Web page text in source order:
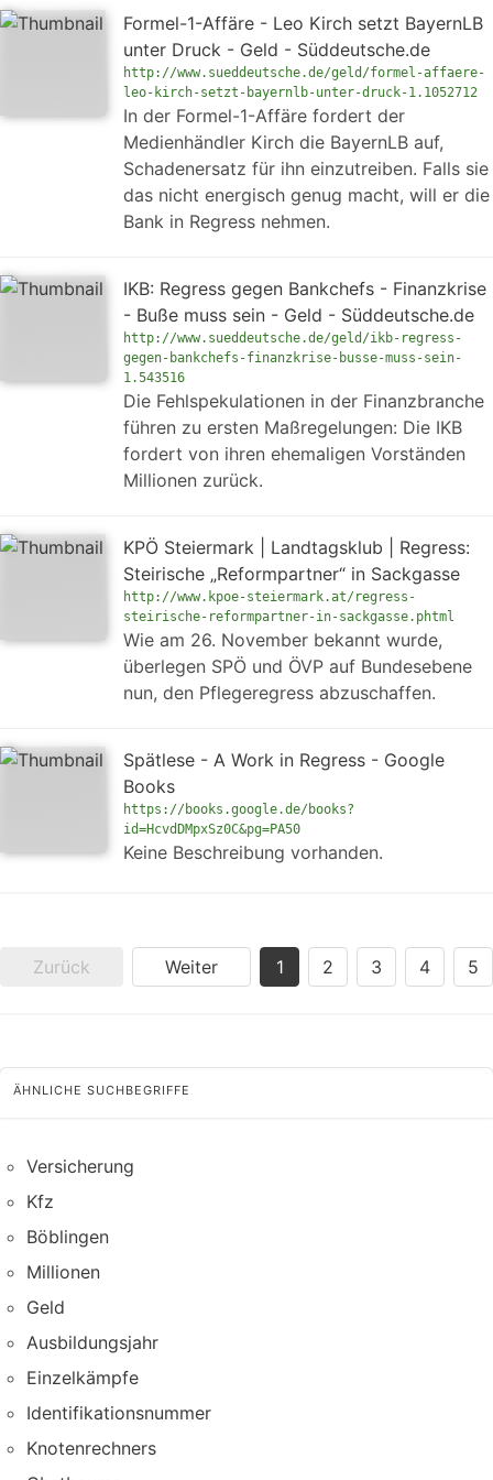
Formel-1-Affäre - Leo Kirch setzt BayernLB
unter Druck - Geld - Süddeutsche.de
http://www.sueddeutsche.de/geld/formel-affaere-
leo-kirch-setzt-bayernlb-unter-druck-1.1052712
In der Formel-1-Affäre fordert der
Medienhändler Kirch die BayernLB auf,
Schadenersatz für ihn einzutreiben. Falls sie
das nicht energisch genug macht, will er die
Bank in Regress nehmen.
IKB: Regress gegen Bankchefs - Finanzkrise
- Buße muss sein - Geld - Süddeutsche.de
http://www.sueddeutsche.de/geld/ikb-regress-
gegen-bankchefs-finanzkrise-busse-muss-sein-
1.543516
Die Fehlspekulationen in der Finanzbranche
führen zu ersten Maßregelungen: Die IKB
fordert von ihren ehemaligen Vorständen
Millionen zurück.
KPÖ Steiermark | Landtagsklub | Regress:
Steirische „Reformpartner“ in Sackgasse
http://www.kpoe-steiermark.at/regress-
steirische-reformpartner-in-sackgasse.phtml
Wie am 26. November bekannt wurde,
überlegen SPÖ und ÖVP auf Bundesebene
nun, den Pflegeregress abzuschaffen.
Spätlese - A Work in Regress - Google
Books
https://books.google.de/books?
id=HcvdDMpxSz0C&pg=PA50
Keine Beschreibung vorhanden.
Zurück Weiter 1 2 3 4 5
ÄHNLICHE SUCHBEGRIFFE
Versicherung
Kfz
Böblingen
Millionen
Geld
Ausbildungsjahr
Einzelkämpfe
Identifikationsnummer
Knotenrechners